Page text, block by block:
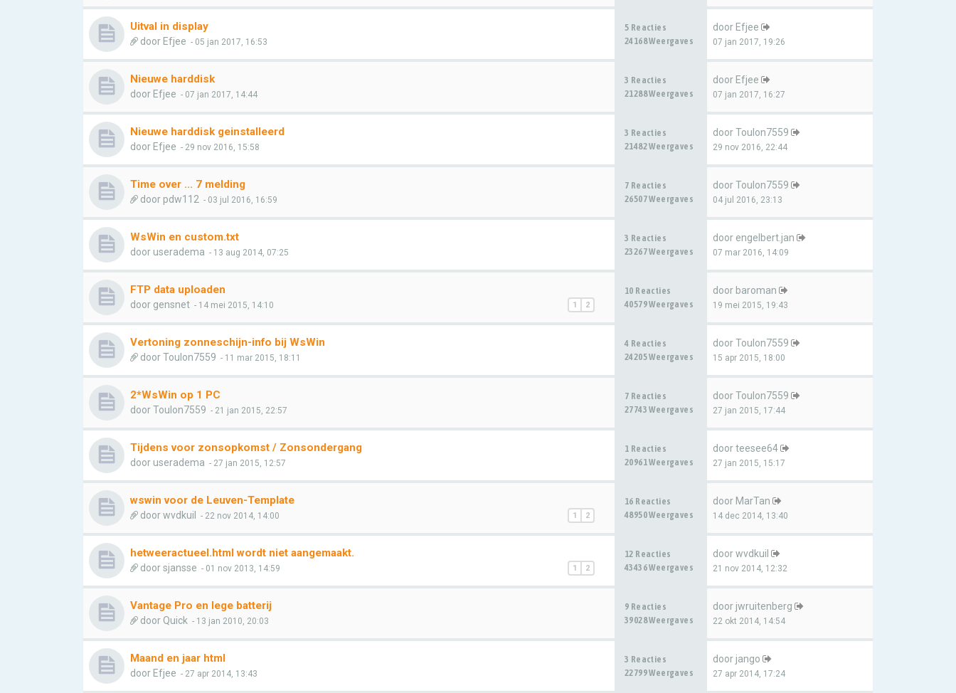
Uitval in display
door Efjee - 05 jan 2017, 16:53
5 Reacties
24168 Weergaves
door Efjee
07 jan 2017, 19:26
Nieuwe harddisk
door Efjee - 07 jan 2017, 14:44
3 Reacties
21288 Weergaves
door Efjee
07 jan 2017, 16:27
Nieuwe harddisk geinstalleerd
door Efjee - 29 nov 2016, 15:58
3 Reacties
21482 Weergaves
doorToulon7559
29 nov 2016, 22:44
Time over ... 7 melding
door pdw112 - 03 jul 2016, 16:59
7 Reacties
26507 Weergaves
doorToulon7559
04 jul 2016, 23:13
WsWin en custom.txt
dooruseradema - 13 aug 2014, 07:25
3 Reacties
23267 Weergaves
door engelbert.jan
07 mar 2016, 14:09
FTP data uploaden
1 2
door gensnet - 14 mei 2015, 14:10
10 Reacties
40579 Weergaves
door baroman
19 mei 2015, 19:43
Vertoning zonneschijn-info bij WsWin
doorToulon7559 - 11 mar 2015, 18:11
4 Reacties
24205 Weergaves
doorToulon7559
15 apr 2015, 18:00
2*WsWin op 1 PC
doorToulon7559 - 21 jan 2015, 22:57
7 Reacties
27743 Weergaves
doorToulon7559
27 jan 2015, 17:44
Tijdens voor zonsopkomst / Zonsondergang
dooruseradema - 27 jan 2015, 12:57
1 Reacties
20961 Weergaves
doorteesee64
27 jan 2015, 15:17
wswin voor de Leuven-Template
1 2
doorwvdkuil - 22 nov 2014, 14:00
16 Reacties
48950 Weergaves
door MarTan
14 dec 2014, 13:40
hetweeractueel.html wordt niet aangemaakt.
1 2
doorsjansse - 01 nov 2013, 14:59
12 Reacties
43436 Weergaves
doorwvdkuil
21 nov 2014, 12:32
Vantage Pro en lege batterij
door Quick - 13 jan 2010, 20:03
9 Reacties
39028 Weergaves
door jwruitenberg
22 okt 2014, 14:54
Maand en jaar html
door Efjee - 27 apr 2014, 13:43
3 Reacties
22799 Weergaves
doorjango
27 apr 2014, 17:24